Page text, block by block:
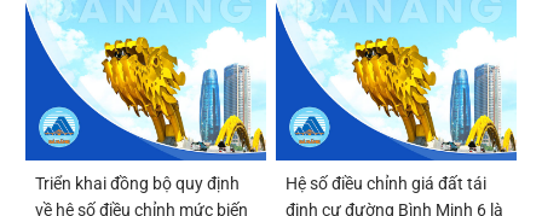
Triển khai đồng bộ quy định
về hệ số điều chỉnh mức biến
Hệ số điều chỉnh giá đất tái
định cư đường Bình Minh 6 là